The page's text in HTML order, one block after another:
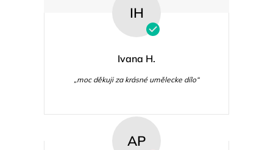
IH
Ivana H.
„moc děkuji za krásné umělecke dílo“
AP